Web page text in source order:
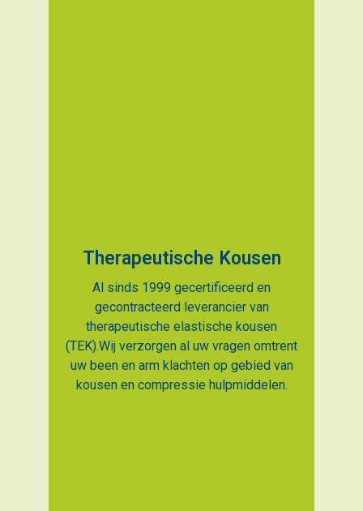
Therapeutische Kousen
Al sinds 1999 gecertificeerd en
gecontracteerd leverancier van
therapeutische elastische kousen
(TEK).Wij verzorgen al uw vragen omtrent
uw been en arm klachten op gebied van
kousen en compressie hulpmiddelen.